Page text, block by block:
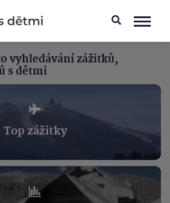
vyhledávání zážitků,
s dětmi
Top zážitky